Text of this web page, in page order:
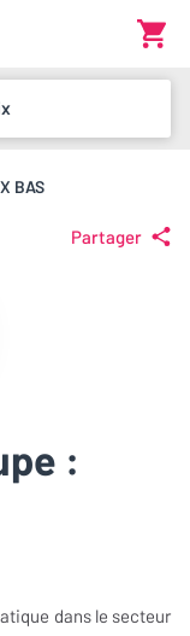
BAS
Partager
:
dans le secteur